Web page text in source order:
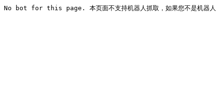
No bot for this page. 本页面不支持机器人抓取，如果您不是机器人，